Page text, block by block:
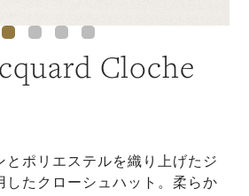
Cloche
とポリエステルを織り上げたジ
したクローシュハット。柔らか